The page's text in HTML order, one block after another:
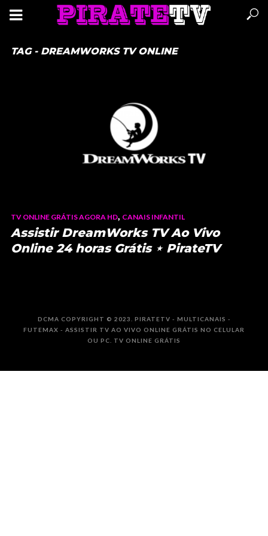
TAG - DREAMWORKS TV ONLINE
TV ONLINE GRÁTIS AGORA HD, CANAIS INFANTIL
Assistir DreamWorks TV Ao Vivo
Online 24 horas Grátis ⋆ PirateTV
DCMA COPYRIGHT © 2023. PIRATETV - MULTICANAIS -
FUTEMAX - ASSISTIR TV AO VIVO ONLINE GRÁTIS NO CELULAR
OU PC. TV ONLINE GRÁTIS